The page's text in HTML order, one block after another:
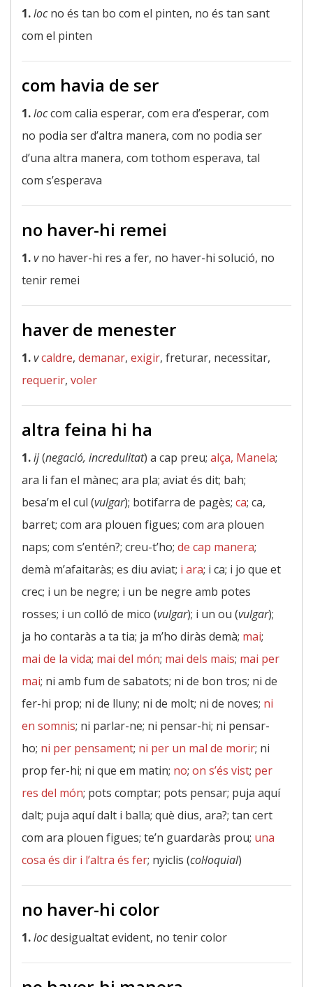
1.locno és tan bo com el pinten, no és tan sant
com el pinten
com havia de ser
1.loccom calia esperar, com era d’esperar, com
no podia ser d’altra manera, com no podia ser
d’una altra manera, com tothom esperava, tal
com s’esperava
no haver-hi remei
1.vno haver-hi res a fer, no haver-hi solució, no
tenir remei
haver de menester
1.vcaldre, demanar, exigir, freturar, necessitar,
requerir, voler
altra feina hi ha
1.ij(negació, incredulitat) a cap preu; alça, Manela;
ara li fan el mànec; ara pla; aviat és dit; bah;
besa’m el cul (vulgar); botifarra de pagès; ca; ca,
barret; com ara plouen figues; com ara plouen
naps; com s’entén?; creu-t’ho; de cap manera;
demà m’afaitaràs; es diu aviat; i ara; i ca; i jo que et
crec; i un be negre; i un be negre amb potes
rosses; i un colló de mico (vulgar); i un ou (vulgar);
ja ho contaràs a ta tia; ja m’ho diràs demà; mai;
mai de la vida; mai del món; mai dels mais; mai per
mai; ni amb fum de sabatots; ni de bon tros; ni de
fer-hi prop; ni de lluny; ni de molt; ni de noves; ni
en somnis; ni parlar-ne; ni pensar-hi; ni pensar-
ho; ni per pensament; ni per un mal de morir; ni
prop fer-hi; ni que em matin; no; on s’és vist; per
res del món; pots comptar; pots pensar; puja aquí
dalt; puja aquí dalt i balla; què dius, ara?; tan cert
com ara plouen figues; te’n guardaràs prou; una
cosa és dir i l’altra és fer; nyiclis (col·loquial)
no haver-hi color
1.locdesigualtat evident, no tenir color